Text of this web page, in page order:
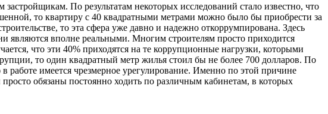
По результатам некоторых исследований стало известно, что
то квартиру с 40 квадратными метрами можно было бы приобрести за
то эта сфера уже давно и надежно откоррумпирована. Здесь
являются вполне реальными. Многим строителям просто приходится
что эти 40% приходятся на те коррупционные нагрузки, которыми
то один квадратный метр жилья стоил бы не более 700 долларов. По
работе имеется чрезмерное урегулирование. Именно по этой причине
обязаны постоянно ходить по различным кабинетам, в которых